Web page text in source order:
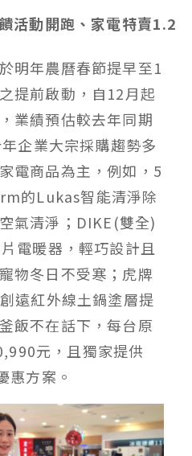
活動開跑、家電特賣1.2
明年農曆春節提早至1
提前啟動，自12月起
業績預估較去年同期
企業大宗採購趨勢多
電商品為主，例如，5
的Lukas智能清淨除
氣清淨；DIKE(雙全)
電暖器，輕巧設計且
物冬日不受寒；虎牌
遠紅外線土鍋塗層提
飯不在話下，每台原
元，且獨家提供
惠方案。